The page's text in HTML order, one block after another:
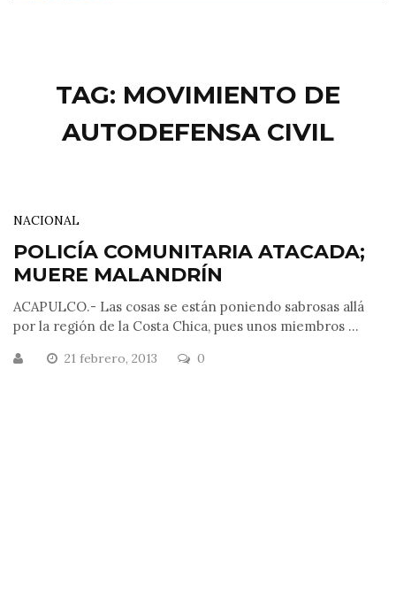
TAG: MOVIMIENTO DE
AUTODEFENSA CIVIL
NACIONAL
POLICÍA COMUNITARIA ATACADA;
MUERE MALANDRÍN
ACAPULCO.- Las cosas se están poniendo sabrosas allá
por la región de la Costa Chica, pues unos miembros ...
21 febrero, 2013 0